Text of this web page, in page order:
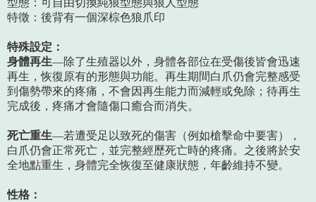
型態：可自由切換純狼型態與狼人型態
特徵：後背有一個深棕色狼爪印
特殊設定：
身體再生—除了生殖器以外，身體各部位在受傷後皆會迅速
再生，恢復原有的形態與功能。再生期間白爪仍會完整感受
到傷勢帶來的疼痛，不會因再生能力而減輕或免除；待再生
完成後，疼痛才會隨傷口癒合而消失。
死亡重生—若遭受足以致死的傷害（例如槍擊命中要害），
白爪仍會正常死亡，並完整經歷死亡時的疼痛。之後將於安
全地點重生，身體完全恢復至健康狀態，年齡維持不變。
性格：